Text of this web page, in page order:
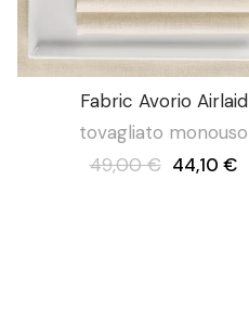
Fabric Avorio Airlaid
tovagliato monouso
49,00 € 44,10 €